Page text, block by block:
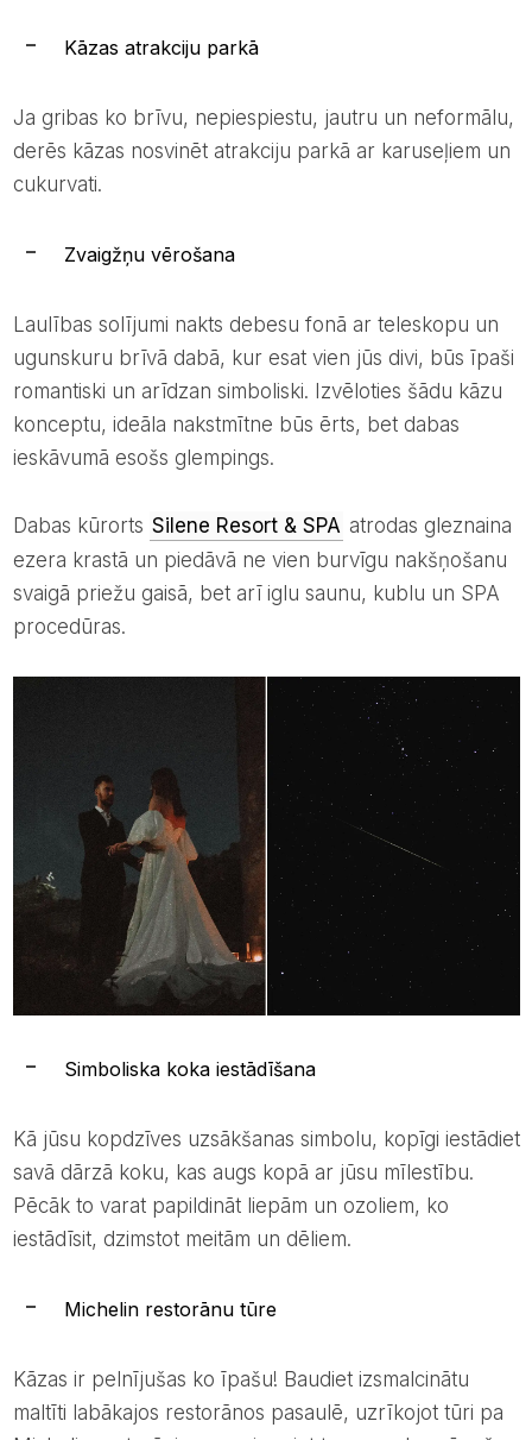
Kāzas atrakciju parkā
Ja gribas ko brīvu, nepiespiestu, jautru un neformālu,
derēs kāzas nosvinēt atrakciju parkā ar karuseļiem un
cukurvati.
Zvaigžņu vērošana
Laulības solījumi nakts debesu fonā ar teleskopu un
ugunskuru brīvā dabā, kur esat vien jūs divi, būs īpaši
romantiski un arīdzan simboliski. Izvēloties šādu kāzu
konceptu, ideāla nakstmītne būs ērts, bet dabas
ieskāvumā esošs glempings.
Dabas kūrorts Silene Resort & SPA atrodas gleznaina
ezera krastā un piedāvā ne vien burvīgu nakšņošanu
svaigā priežu gaisā, bet arī iglu saunu, kublu un SPA
procedūras.
Simboliska koka iestādīšana
Kā jūsu kopdzīves uzsākšanas simbolu, kopīgi iestādiet
savā dārzā koku, kas augs kopā ar jūsu mīlestību.
Pēcāk to varat papildināt liepām un ozoliem, ko
iestādīsit, dzimstot meitām un dēliem.
Michelin restorānu tūre
Kāzas ir pelnījušas ko īpašu! Baudiet izsmalcinātu
maltīti labākajos restorānos pasaulē, uzrīkojot tūri pa